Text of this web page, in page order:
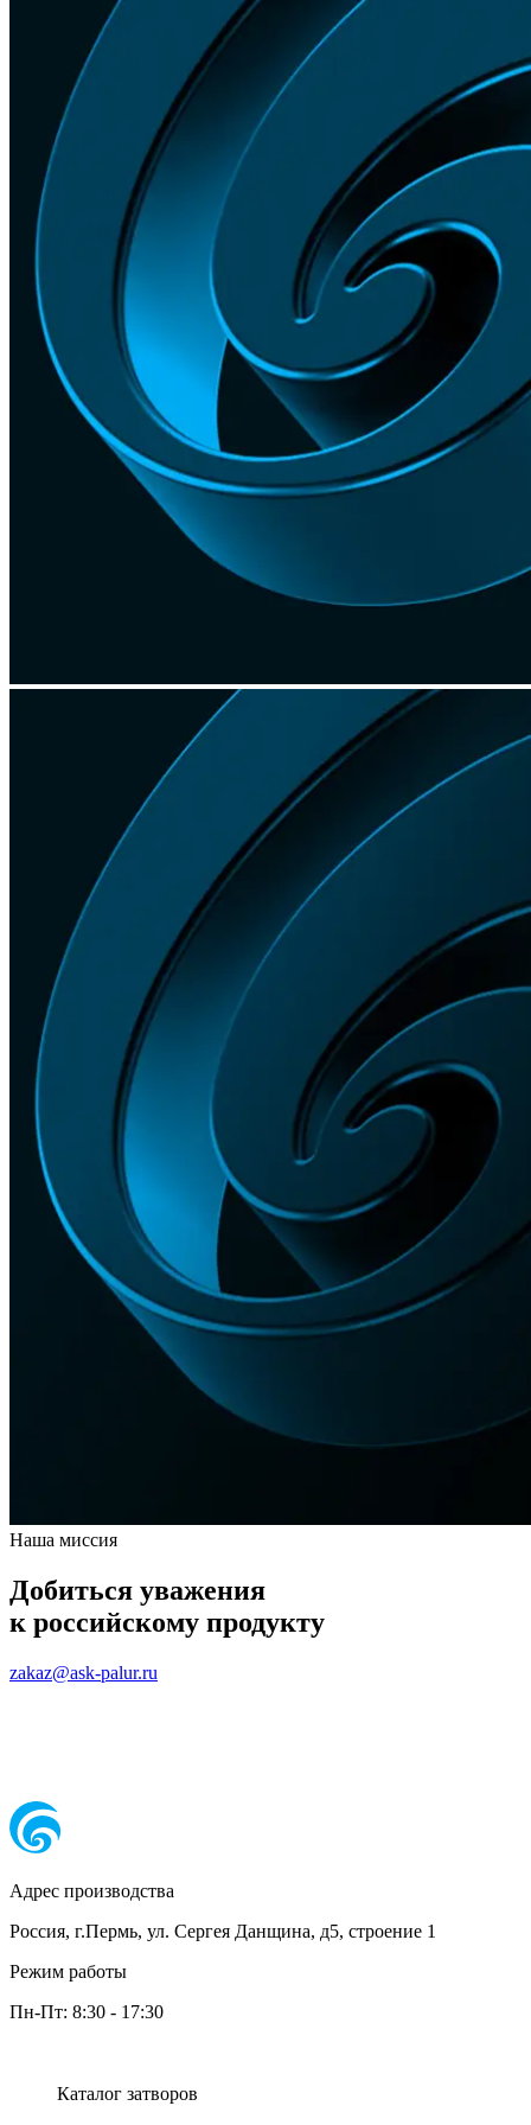
Наша миссия
Добиться уважения
к российскому продукту
zakaz@ask-palur.ru
Адрес производства
Россия, г.Пермь, ул. Сергея Данщина, д5, строение 1
Режим работы
Пн-Пт: 8:30 - 17:30
Каталог затворов